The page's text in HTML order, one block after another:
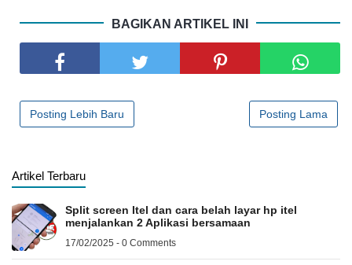
BAGIKAN ARTIKEL INI
Posting Lebih Baru Posting Lama
Artikel Terbaru
Split screen Itel dan cara belah layar hp itel
menjalankan 2 Aplikasi bersamaan
17/02/2025 - 0 Comments